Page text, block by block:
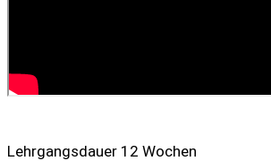
Lehrgangsdauer 12 Wochen